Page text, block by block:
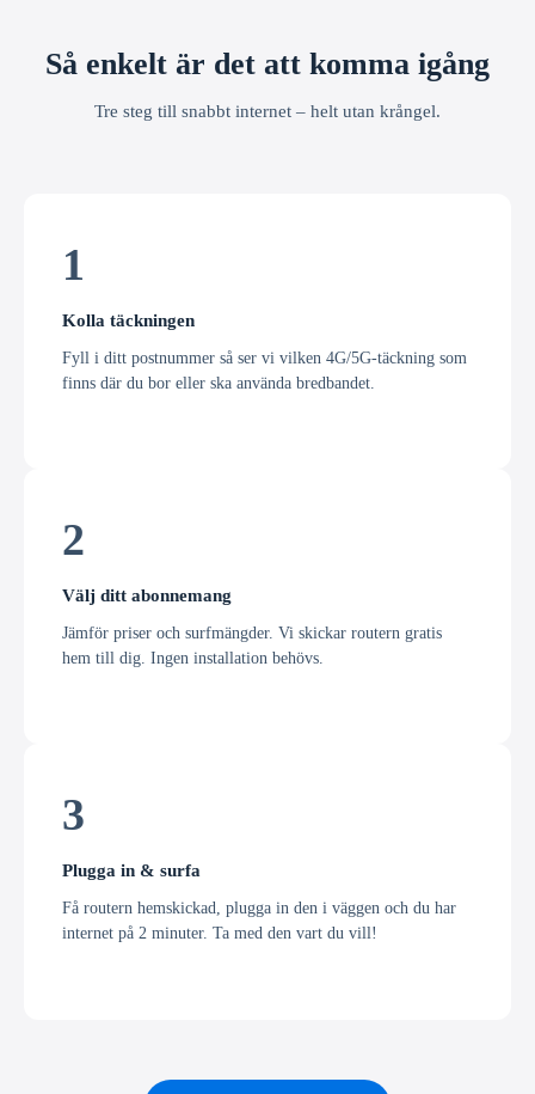
Så enkelt är det att komma igång
Tre steg till snabbt internet – helt utan krångel.
1
Kolla täckningen
Fyll i ditt postnummer så ser vi vilken 4G/5G-täckning som
finns där du bor eller ska använda bredbandet.
2
Välj ditt abonnemang
Jämför priser och surfmängder. Vi skickar routern gratis
hem till dig. Ingen installation behövs.
3
Plugga in & surfa
Få routern hemskickad, plugga in den i väggen och du har
internet på 2 minuter. Ta med den vart du vill!